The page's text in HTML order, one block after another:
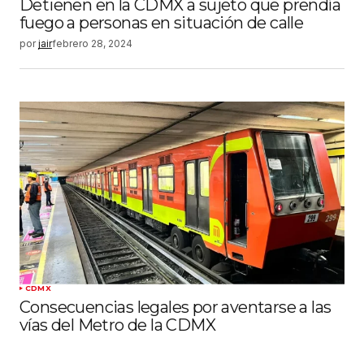
Detienen en la CDMX a sujeto que prendía
fuego a personas en situación de calle
por jairfebrero 28, 2024
CDMX
Consecuencias legales por aventarse a las
vías del Metro de la CDMX